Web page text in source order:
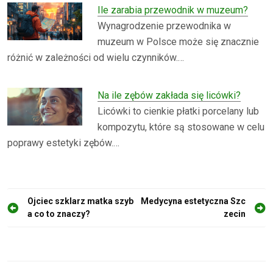
Ile zarabia przewodnik w muzeum?
Wynagrodzenie przewodnika w
muzeum w Polsce może się znacznie
różnić w zależności od wielu czynników.…
Na ile zębów zakłada się licówki?
Licówki to cienkie płatki porcelany lub
kompozytu, które są stosowane w celu
poprawy estetyki zębów.…
N
Ojciec szklarz matka szyb
a co to znaczy?
Medycyna estetyczna Szc
zecin